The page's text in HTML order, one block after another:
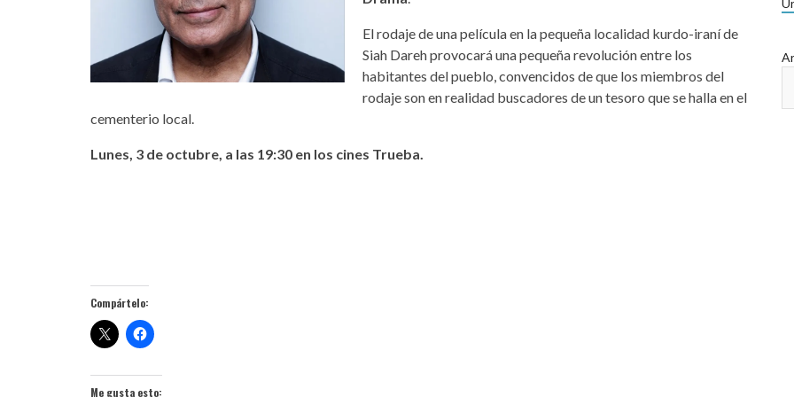
El rodaje de una película en la pequeña localidad kurdo-iraní de
Siah Dareh provocará una pequeña revolución entre los
habitantes del pueblo, convencidos de que los miembros del
rodaje son en realidad buscadores de un tesoro que se halla en el
cementerio local.
Lunes, 3 de octubre, a las 19:30 en los cines Trueba.
Compártelo:
Me gusta esto: